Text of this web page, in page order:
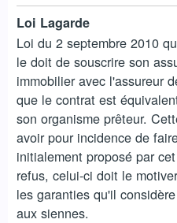
Loi Lagarde
Loi du 2 septembre 2010
le doit de souscrire son
immobilier avec l'assureur
que le contrat est
son organisme prêteur.
avoir pour incidence de
initialement proposé par
refus, celui-ci doit le
les garanties qu'il
aux siennes.